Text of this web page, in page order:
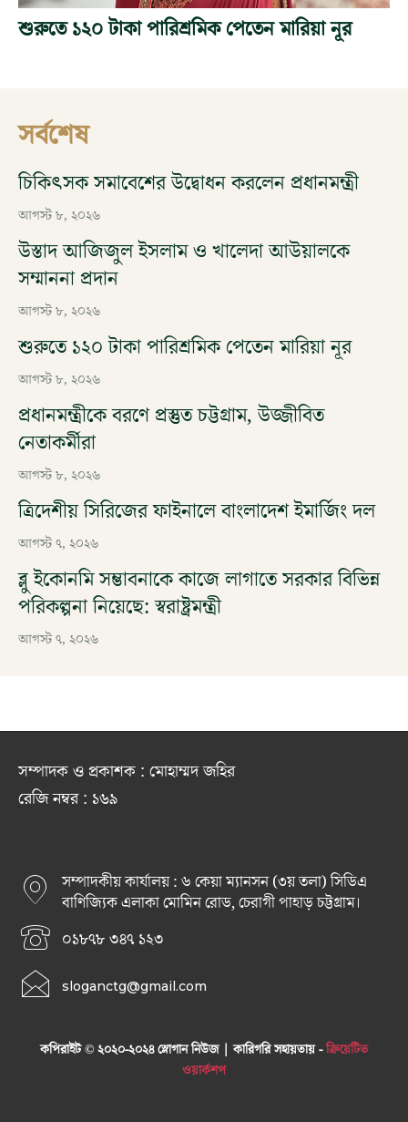
শুরুতে ১২০ টাকা পারিশ্রমিক পেতেন মারিয়া নূর
সর্বশেষ
চিকিৎসক সমাবেশের উদ্বোধন করলেন প্রধানমন্ত্রী
আগস্ট ৮, ২০২৬
উস্তাদ আজিজুল ইসলাম ও খালেদা আউয়ালকে
সম্মাননা প্রদান
আগস্ট ৮, ২০২৬
শুরুতে ১২০ টাকা পারিশ্রমিক পেতেন মারিয়া নূর
আগস্ট ৮, ২০২৬
প্রধানমন্ত্রীকে বরণে প্রস্তুত চট্টগ্রাম, উজ্জীবিত
নেতাকর্মীরা
আগস্ট ৮, ২০২৬
ত্রিদেশীয় সিরিজের ফাইনালে বাংলাদেশ ইমার্জিং দল
আগস্ট ৭, ২০২৬
ব্লু ইকোনমি সম্ভাবনাকে কাজে লাগাতে সরকার বিভিন্ন
পরিকল্পনা নিয়েছে: স্বরাষ্ট্রমন্ত্রী
আগস্ট ৭, ২০২৬
সম্পাদক ও প্রকাশক : মোহাম্মদ জহির
রেজি নম্বর : ১৬৯
সম্পাদকীয় কার্যালয় : ৬ কেয়া ম্যানসন (৩য় তলা) সিডিএ
বাণিজ্যিক এলাকা মোমিন রোড, চেরাগী পাহাড় চট্টগ্রাম।
০১৮৭৮ ৩৪৭ ১২৩
sloganctg@gmail.com
কপিরাইট © ২০২০-২০২৪ স্লোগান নিউজ | কারিগরি সহায়তায় -ক্রিয়েটিভ
ওয়ার্কশপ